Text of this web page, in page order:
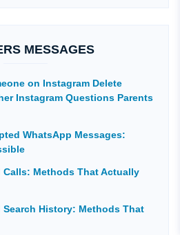
MESSAGES
on Instagram Delete
Instagram Questions Parents
WhatsApp Messages:
Calls: Methods That Actually
Search History: Methods That